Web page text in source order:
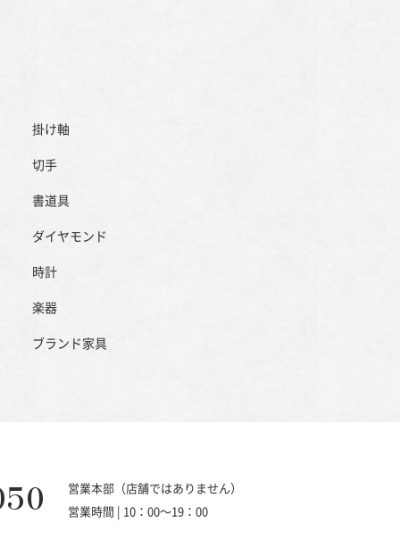
掛け軸
切手
書道具
ダイヤモンド
時計
楽器
ブランド家具
営業本部（店舗ではありません）
営業時間 | 10：00～19：00